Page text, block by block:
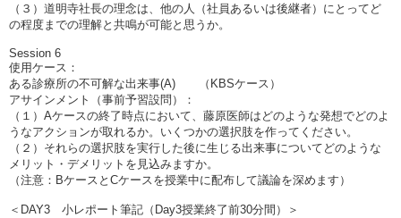
（３）道明寺社長の理念は、他の人（社員あるいは後継者）にとってど
の程度までの理解と共鳴が可能と思うか。
Session 6
使用ケース：
ある診療所の不可解な出来事(A) （KBSケース）
アサインメント（事前予習設問）：
（１）Aケースの終了時点において、藤原医師はどのような発想でどのよ
うなアクションが取れるか。いくつかの選択肢を作ってください。
（２）それらの選択肢を実行した後に生じる出来事についてどのような
メリット・デメリットを見込みますか。
（注意：BケースとCケースを授業中に配布して議論を深めます）
＜DAY3 小レポート筆記（Day3授業終了前30分間）＞